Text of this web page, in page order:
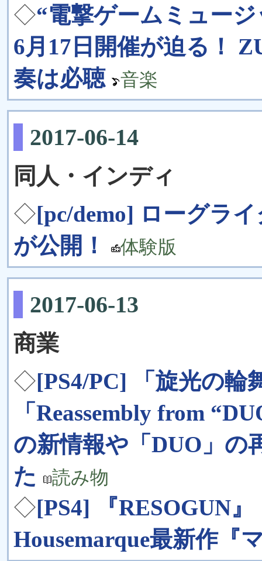
◇“電撃ゲームミュー
6月17日開催が迫る！
奏は必聴
音楽
2017-06-14
同人・インディ
◇[pc/demo] ローグラ
が公開！
体験版
2017-06-13
商業
◇[PS4/PC] 「旋光の輪
「Reassembly from
の新情報や「DUO」の
た
読み物
◇[PS4] 『RESOGUN
Housemarque最新作『